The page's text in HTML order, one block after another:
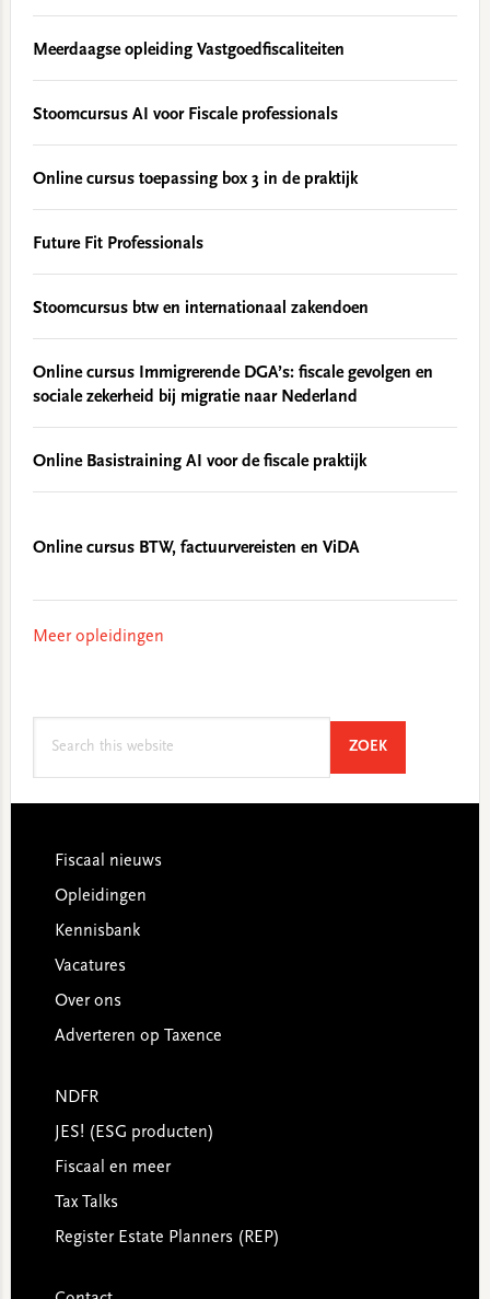
Meerdaagse opleiding Vastgoedfiscaliteiten
Stoomcursus AI voor Fiscale professionals
Online cursus toepassing box 3 in de praktijk
Future Fit Professionals
Stoomcursus btw en internationaal zakendoen
Online cursus Immigrerende DGA’s: fiscale gevolgen en
sociale zekerheid bij migratie naar Nederland
Online Basistraining AI voor de fiscale praktijk
Online cursus BTW, factuurvereisten en ViDA
Meer opleidingen
ZOEKSEARCH
Footer
Fiscaal nieuws
Opleidingen
Kennisbank
Vacatures
Over ons
Adverteren op Taxence
NDFR
JES! (ESG producten)
Fiscaal en meer
Tax Talks
Register Estate Planners (REP)